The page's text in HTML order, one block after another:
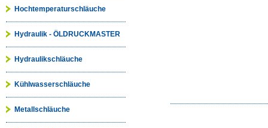
Hochtemperaturschläuche
Hydraulik - ÖLDRUCKMASTER
Hydraulikschläuche
Kühlwasserschläuche
Metallschläuche